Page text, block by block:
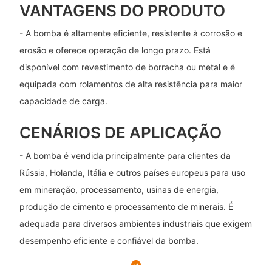
VANTAGENS DO PRODUTO
- A bomba é altamente eficiente, resistente à corrosão e
erosão e oferece operação de longo prazo. Está
disponível com revestimento de borracha ou metal e é
equipada com rolamentos de alta resistência para maior
capacidade de carga.
CENÁRIOS DE APLICAÇÃO
- A bomba é vendida principalmente para clientes da
Rússia, Holanda, Itália e outros países europeus para uso
em mineração, processamento, usinas de energia,
produção de cimento e processamento de minerais. É
adequada para diversos ambientes industriais que exigem
desempenho eficiente e confiável da bomba.